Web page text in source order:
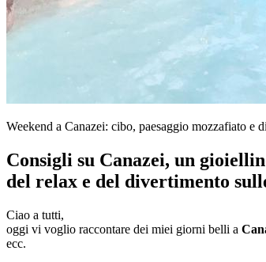
Weekend a Canazei: cibo, paesaggio mozzafiato e
Consigli su Canazei, un
del relax e del divertimento
Ciao a tutti,
oggi vi voglio raccontare dei miei giorni belli a
ecc.